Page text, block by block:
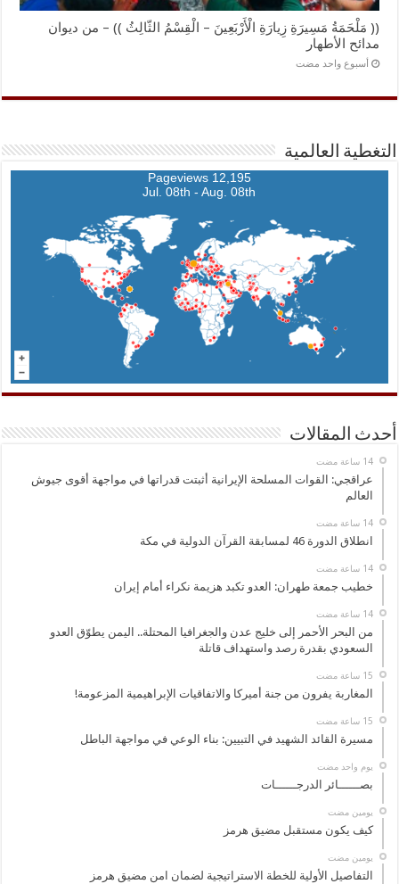
(( مَلْحَمَةُ مَسِيرَةِ زِيارَةِ الْأَرْبَعِينَ – الْقِسْمُ الثّالِثُ )) – من ديوان
مدائح الأطهار
‏أسبوع واحد مضت
التغطية العالمية
12,195 Pageviews
Jul. 08th - Aug. 08th
أحدث المقالات
‏14 ساعة مضت
عراقجي: القوات المسلحة الإيرانية أثبتت قدراتها في مواجهة أقوى جيوش
العالم
‏14 ساعة مضت
انطلاق الدورة 46 لمسابقة القرآن الدولية في مكة
‏14 ساعة مضت
خطيب جمعة طهران: العدو تكبد هزيمة نكراء أمام إيران
‏14 ساعة مضت
من البحر الأحمر إلى خليج عدن والجغرافيا المحتلة.. اليمن يطوّق العدو
السعودي بقدرة رصد واستهداف قاتلة
المغاربة يفرون من جنة أميركا والاتفاقيات الإبراهيمية المزعومة!
مسيرة القائد الشهيد في التبيين: بناء الوعي في مواجهة الباطل
‏يوم واحد مضت
بصــــــائر الدرجــــــات
‏يومين مضت
كيف يكون مستقبل مضيق هرمز
‏يومين مضت
التفاصيل الأولية للخطة الاستراتيجية لضمان امن مضيق هرمز